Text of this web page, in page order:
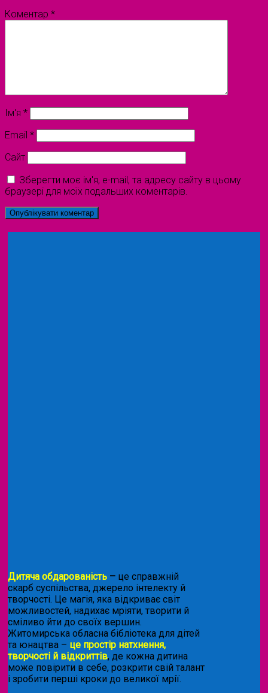
Коментар *
Ім'я *
Email *
Сайт
Зберегти моє ім'я, e-mail, та адресу сайту в цьому
браузері для моїх подальших коментарів.
Дитяча обдарованість – це справжній
скарб суспільства, джерело інтелекту й
творчості. Це магія, яка відкриває світ
можливостей, надихає мріяти, творити й
сміливо йти до своїх вершин.
Житомирська обласна бібліотека для дітей
та юнацтва – це простір натхнення,
творчості й відкриттів, де кожна дитина
може повірити в себе, розкрити свій талант
і зробити перші кроки до великої мрії.